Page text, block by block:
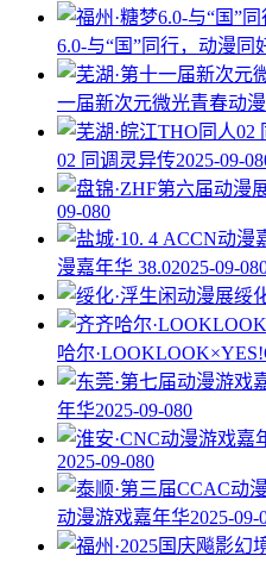
6.0-与“国”同行，动漫同
一届新次元微光青春动
02 同调灵异传2025-09-08
09-080
漫嘉年华 38.02025-09-08
绥
哈尔
年华2025-09-080
2025-09-080
动漫游戏嘉年华2025-09-